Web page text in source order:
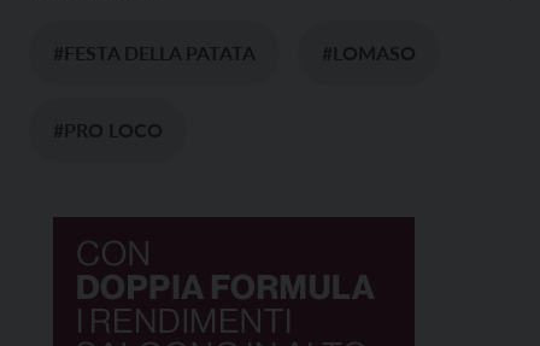
#FESTA DELLA PATATA #LOMASO
#PRO LOCO